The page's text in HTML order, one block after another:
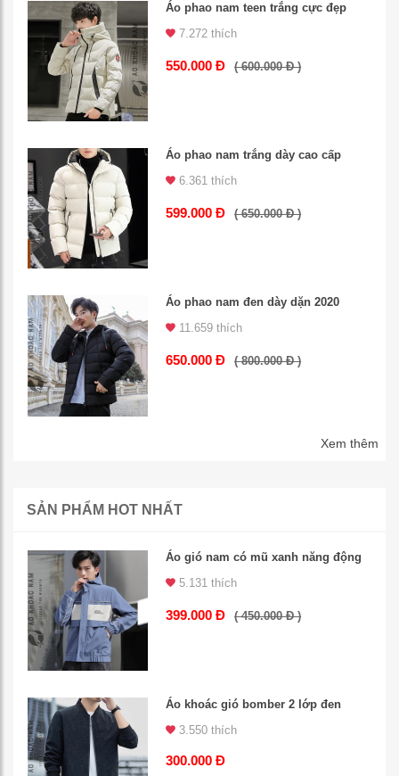
Áo phao nam teen trắng cực đẹp
7.272 thích
550.000 Đ ( 600.000 Đ )
Áo phao nam trắng dày cao cấp
6.361 thích
599.000 Đ ( 650.000 Đ )
Áo phao nam đen dày dặn 2020
11.659 thích
650.000 Đ ( 800.000 Đ )
Xem thêm
SẢN PHẨM HOT NHẤT
Áo gió nam có mũ xanh năng động
5.131 thích
399.000 Đ ( 450.000 Đ )
Áo khoác gió bomber 2 lớp đen
3.550 thích
300.000 Đ